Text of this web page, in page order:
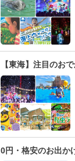
【東海】注目のお
0円・格安のお出か